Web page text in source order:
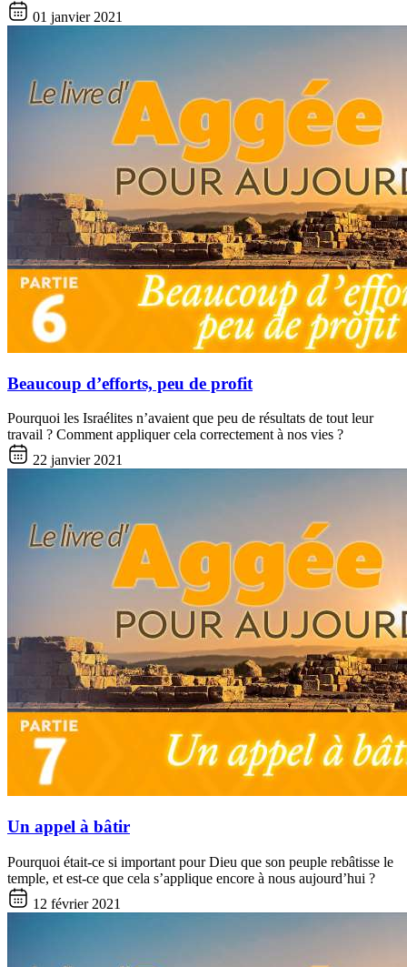
01 janvier 2021
Beaucoup d’efforts, peu de profit
Pourquoi les Israélites n’avaient que peu de résultats de tout leur
travail ? Comment appliquer cela correctement à nos vies ?
22 janvier 2021
Un appel à bâtir
Pourquoi était-ce si important pour Dieu que son peuple rebâtisse le
temple, et est-ce que cela s’applique encore à nous aujourd’hui ?
12 février 2021